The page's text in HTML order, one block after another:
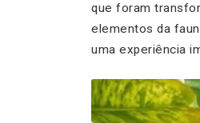
que foram
elementos da
uma experiência